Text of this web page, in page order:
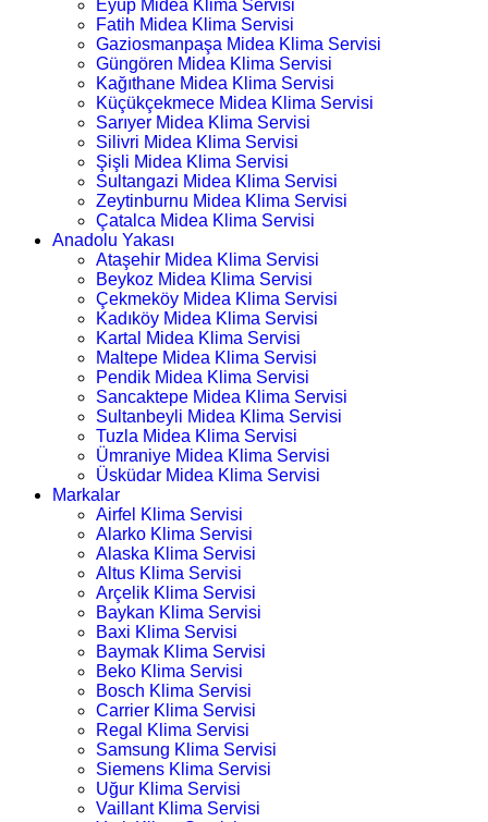
Eyüp Midea Klima Servisi
Fatih Midea Klima Servisi
Gaziosmanpaşa Midea Klima Servisi
Güngören Midea Klima Servisi
Kağıthane Midea Klima Servisi
Küçükçekmece Midea Klima Servisi
Sarıyer Midea Klima Servisi
Silivri Midea Klima Servisi
Şişli Midea Klima Servisi
Sultangazi Midea Klima Servisi
Zeytinburnu Midea Klima Servisi
Çatalca Midea Klima Servisi
Anadolu Yakası
Ataşehir Midea Klima Servisi
Beykoz Midea Klima Servisi
Çekmeköy Midea Klima Servisi
Kadıköy Midea Klima Servisi
Kartal Midea Klima Servisi
Maltepe Midea Klima Servisi
Pendik Midea Klima Servisi
Sancaktepe Midea Klima Servisi
Sultanbeyli Midea Klima Servisi
Tuzla Midea Klima Servisi
Ümraniye Midea Klima Servisi
Üsküdar Midea Klima Servisi
Markalar
Airfel Klima Servisi
Alarko Klima Servisi
Alaska Klima Servisi
Altus Klima Servisi
Arçelik Klima Servisi
Baykan Klima Servisi
Baxi Klima Servisi
Baymak Klima Servisi
Beko Klima Servisi
Bosch Klima Servisi
Carrier Klima Servisi
Regal Klima Servisi
Samsung Klima Servisi
Siemens Klima Servisi
Uğur Klima Servisi
Vaillant Klima Servisi